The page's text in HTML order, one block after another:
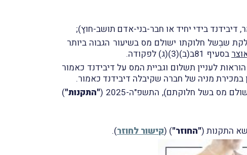
126(ב), ושלגביו בחרה החברה המחלקת שבְשל חלוקתו ישולם מס בשיעור הגבוה ביותר
בסעיף 81ב(ב)(3)(ג) לפקודה.
הוראות לעניין תשלום וגביית המס על דיבידנד כאמור
"התקנות")
התקנות ("החוזר"
) (קישור לחוזר).